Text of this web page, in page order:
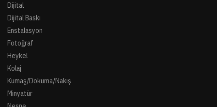
Dijital
Dijital Baskı
Enstalasyon
Fotoğraf
Heykel
Kolaj
Kumaş/Dokuma/Nakış
Minyatür